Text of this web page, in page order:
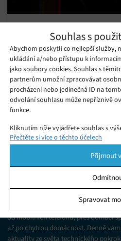
Souhlas s
Abychom poskytli co nejlepší služby,
ukládání a/nebo přístupu k
jako soubory cookies. Souhlas s
partnerům umožní zpracovávat
procházení nebo jedinečná ID na
odvolání souhlasu může nepříznivě
funkce.
Kliknutím níže vyjádřete souhlas s
podrobnější rozhodnutí. Vaše volby
pomocí přepínačů v Zásadách
Spravovat souhlas ve spodní části
Ukládání a/nebo přístup k
publiku prostřednictvím statistik
různých zdrojů.
Přečtěte si více o těchto účelech
Přijmout
Spravovat
milionu automobilů,
předstihla dvojnásobně
Neděle 03. 01. 2021 Redakce
Elon Musk, známý stanovováním
nedosažitelných cílů, na začátku
automobilka Tesla...
Jsme web zajímající se o
od mobilních telefonů, přes domácí
až po chytrou domácnost. Denně
aktuality ze světa technického